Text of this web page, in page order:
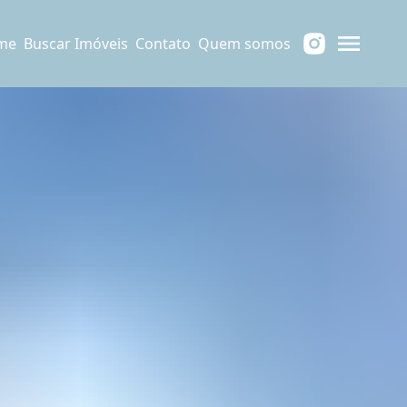
Buscar Imóveis Contato Quem somos